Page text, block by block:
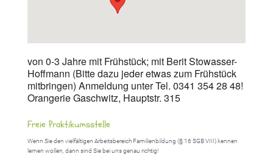
von 0-3 Jahre mit Frühstück; mit Berit Stowasser-
Hoffmann (Bitte dazu jeder etwas zum Frühstück
mitbringen) Anmeldung unter Tel. 0341 354 28 48!
Orangerie Gaschwitz, Hauptstr. 315
Freie Praktikumsstelle
Wenn Sie den vielfältigen Arbeitsbereich Familienbildung (§ 16 SGB VIII) kennen
lernen wollen, dann sind Sie bei uns genau richtig!